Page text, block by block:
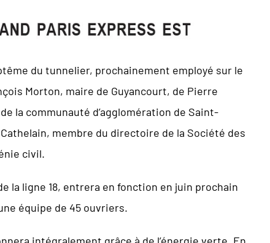
du tunnelier, prochainement employé sur le
Morton, maire de Guyancourt, de Pierre
la communauté d’agglomération de Saint-
membre du directoire de la Société des
civil.
la ligne 18, entrera en fonction en juin prochain
équipe de 45 ouvriers.